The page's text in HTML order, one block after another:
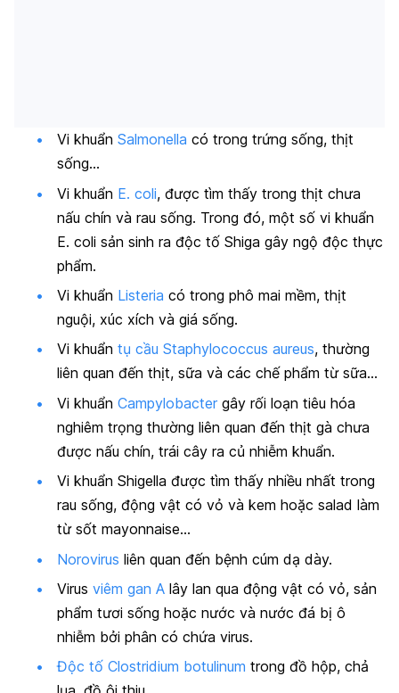
Vi khuẩn Salmonella có trong trứng sống, thịt
sống…
Vi khuẩn E. coli, được tìm thấy trong thịt chưa
nấu chín và rau sống. Trong đó, một số vi khuẩn
E. coli sản sinh ra độc tố Shiga gây ngộ độc thực
phẩm.
Vi khuẩn Listeria có trong phô mai mềm, thịt
nguội, xúc xích và giá sống.
Vi khuẩn tụ cầu Staphylococcus aureus, thường
liên quan đến thịt, sữa và các chế phẩm từ sữa…
Vi khuẩn Campylobacter gây rối loạn tiêu hóa
nghiêm trọng thường liên quan đến thịt gà chưa
được nấu chín, trái cây ra củ nhiễm khuẩn.
Vi khuẩn Shigella được tìm thấy nhiều nhất trong
rau sống, động vật có vỏ và kem hoặc salad làm
từ sốt mayonnaise…
Norovirus liên quan đến bệnh cúm dạ dày.
Virus viêm gan A lây lan qua động vật có vỏ, sản
phẩm tươi sống hoặc nước và nước đá bị ô
nhiễm bởi phân có chứa virus.
Độc tố Clostridium botulinum trong đồ hộp, chả